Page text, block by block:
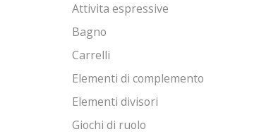
Attivita espressive
Bagno
Carrelli
Elementi di complemento
Elementi divisori
Giochi di ruolo